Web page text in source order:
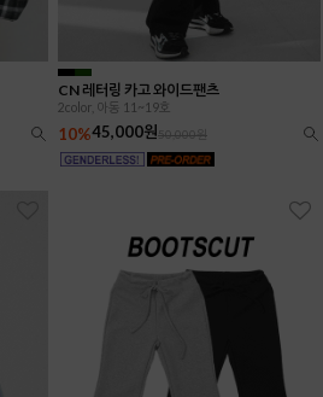
CN 레터링 카고 와이드팬츠
2color, 아동 11~19호
10%45,000원50,000원